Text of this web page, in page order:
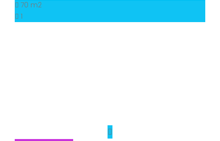
70 m2
1